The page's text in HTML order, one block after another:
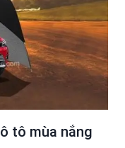
tô mùa nắng